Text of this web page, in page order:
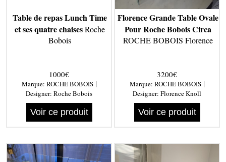
Table de repas Lunch Time
et ses quatre chaisesRoche
Bobois
1000€
Marque: ROCHE BOBOIS|
Designer: Roche Bobois
Voir ce produit
Florence Grande Table Ovale
Pour Roche Bobois Circa
ROCHE BOBOIS Florence
3200€
Marque: ROCHE BOBOIS|
Designer: Florence Knoll
Voir ce produit